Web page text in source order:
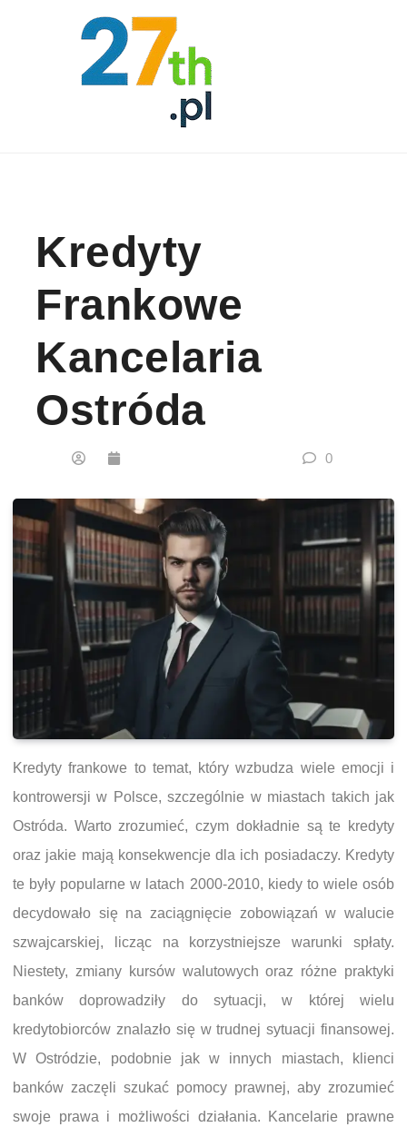
Kredyty
Frankowe
Kancelaria
Ostróda
0
Kredyty frankowe to temat, który wzbudza wiele emocji i
kontrowersji w Polsce, szczególnie w miastach takich jak
Ostróda. Warto zrozumieć, czym dokładnie są te kredyty
oraz jakie mają konsekwencje dla ich posiadaczy. Kredyty
te były popularne w latach 2000-2010, kiedy to wiele osób
decydowało się na zaciągnięcie zobowiązań w walucie
szwajcarskiej, licząc na korzystniejsze warunki spłaty.
Niestety, zmiany kursów walutowych oraz różne praktyki
banków doprowadziły do sytuacji, w której wielu
kredytobiorców znalazło się w trudnej sytuacji finansowej.
W Ostródzie, podobnie jak w innych miastach, klienci
banków zaczęli szukać pomocy prawnej, aby zrozumieć
swoje prawa i możliwości działania. Kancelarie prawne